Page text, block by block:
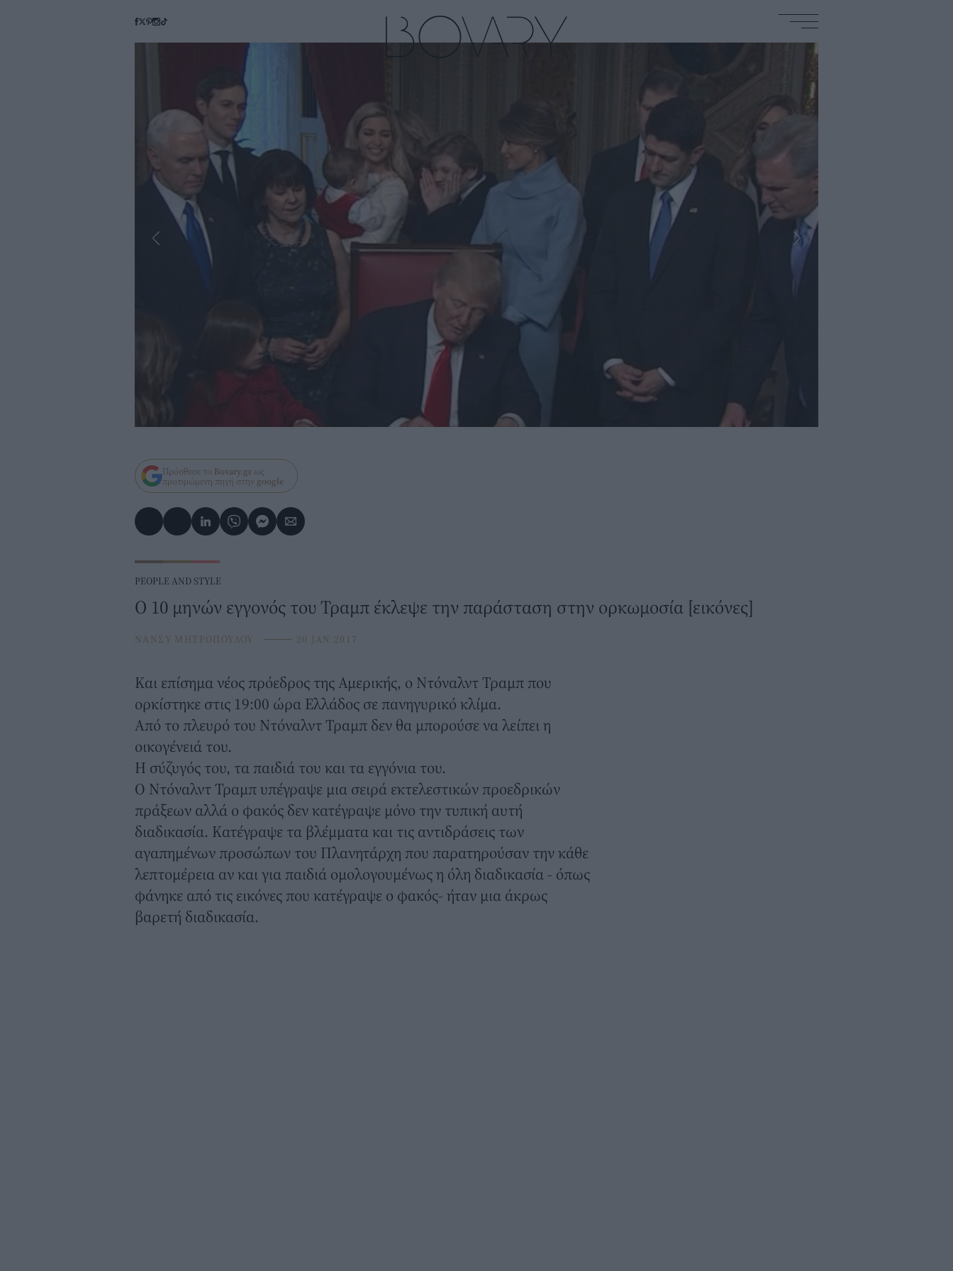
Πρόσθεσε το Bovary.gr ως
προτιμώμενη πηγή στην google
PEOPLE AND STYLE
Ο 10 μηνών εγγονός του Τραμπ έκλεψε την παράσταση στην ορκωμοσία [εικόνες]
ΝΑΝΣΥ ΜΗΤΡΟΠΟΥΛΟΥ ⸻ 20 JAN 2017
Kαι επίσημα νέος πρόεδρος της Αμερικής, ο Ντόναλντ Τραμπ που
ορκίστηκε στις 19:00 ώρα Ελλάδος σε πανηγυρικό κλίμα.
Από το πλευρό του Ντόναλντ Τραμπ δεν θα μπορούσε να λείπει η
οικογένειά του.
Η σύζυγός του, τα παιδιά του και τα εγγόνια του.
Ο Ντόναλντ Τραμπ υπέγραψε μια σειρά εκτελεστικών προεδρικών
πράξεων αλλά ο φακός δεν κατέγραψε μόνο την τυπική αυτή
διαδικασία. Κατέγραψε τα βλέμματα και τις αντιδράσεις των
αγαπημένων προσώπων του Πλανητάρχη που παρατηρούσαν την κάθε
λεπτομέρεια αν και για παιδιά ομολογουμένως η όλη διαδικασία - όπως
φάνηκε από τις εικόνες που κατέγραψε ο φακός- ήταν μια άκρως
βαρετή διαδικασία.